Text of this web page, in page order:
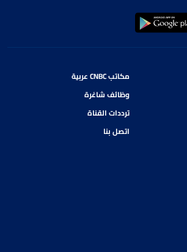
مكاتب CNBC عربية
وظائف شاغرة
ترددات القناة
اتصل بنا